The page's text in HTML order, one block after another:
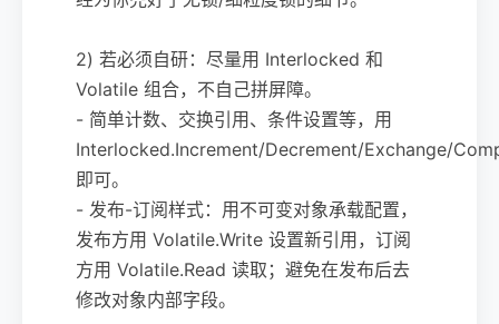
2) 若必须自研：尽量用 Interlocked 和
Volatile 组合，不自己拼屏障。
- 简单计数、交换引用、条件设置等，用
Interlocked.Increment/Decrement/Exchange/
即可。
- 发布-订阅样式：用不可变对象承载配置，
发布方用 Volatile.Write 设置新引用，订阅
方用 Volatile.Read 读取；避免在发布后去
修改对象内部字段。